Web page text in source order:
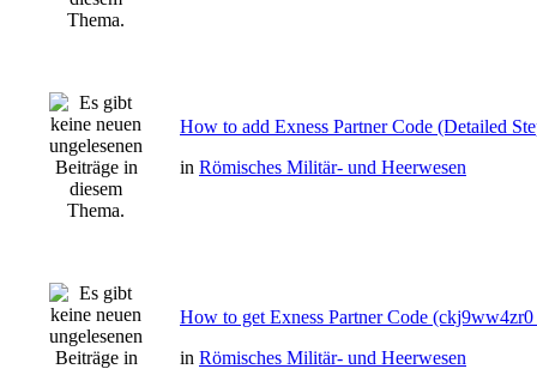
How to add Exness Partner Code (Detailed
in Römisches Militär- und Heerwesen
How to get Exness Partner Code
in Römisches Militär- und Heerwesen